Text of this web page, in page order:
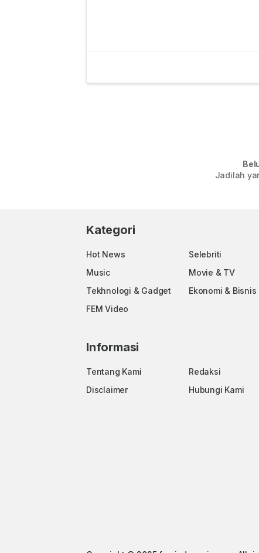
Jadilah
Kategori
Hot News Selebriti
Music
Movie & TV
Tekhnologi & Gadget
Ekonomi & Bisnis
FEM Video
Informasi
Tentang Kami Redaksi
Disclaimer
Hubungi Kami